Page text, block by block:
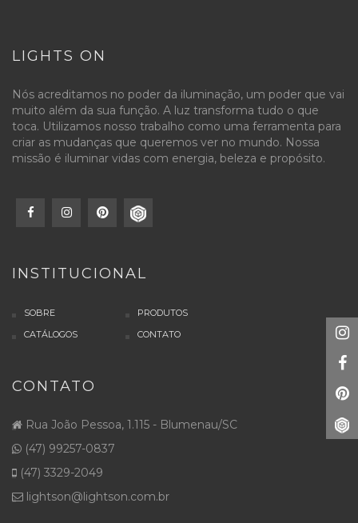
LIGHTS ON
Nós acreditamos no poder da iluminação, um poder que vai
muito além da sua função. A luz transforma tudo o que
toca. Utilizamos nosso trabalho como uma ferramenta para
criar as mudanças que queremos ver no mundo. Nossa
missão é iluminar vidas com energia, beleza e propósito.
INSTITUCIONAL
SOBRE
PRODUTOS
CATÁLOGOS
CONTATO
CONTATO
Rua João Pessoa, 1.115 - Blumenau/SC
(47) 99257-0837
(47) 3329-2049
lightson@lightson.com.br